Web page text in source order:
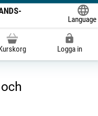
Language
Kurskorg Logga in